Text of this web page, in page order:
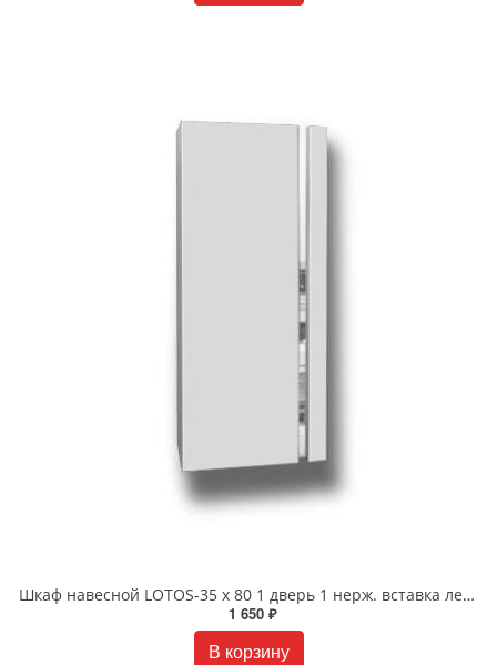
Шкаф навесной LOTOS-35 х 80 1 дверь 1 нерж. вставка левый/правый
1 650 ₽
В корзину